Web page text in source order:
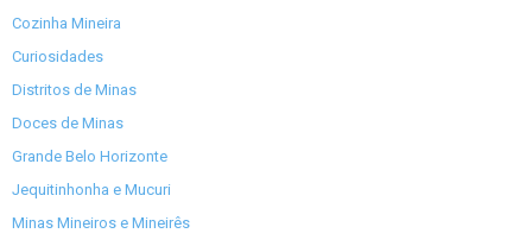
Cozinha Mineira
Curiosidades
Distritos de Minas
Doces de Minas
Grande Belo Horizonte
Jequitinhonha e Mucuri
Minas Mineiros e Mineirês